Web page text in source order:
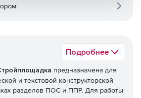
Подробнее
предназначена для
и текстовой конструкторской
разделов ПОС и ППР. Для работы